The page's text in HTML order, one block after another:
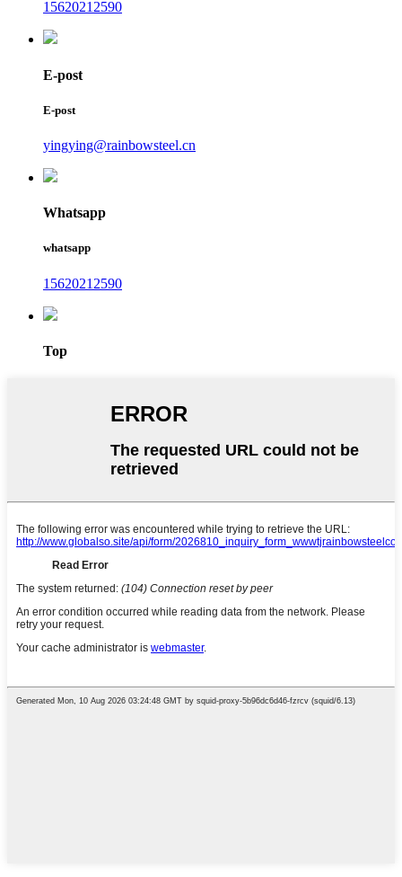
15620212590
E-post
E-post
yingying@rainbowsteel.cn
Whatsapp
whatsapp
15620212590
Top